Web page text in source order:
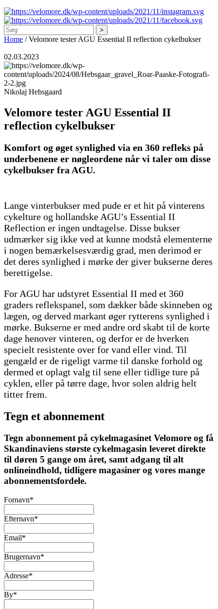
Søg
Home /Velomore tester AGU Essential II reflection cykelbukser
02.03.2023
Nikolaj Hebsgaard
Velomore tester AGU Essential II
reflection cykelbukser
Komfort og øget synlighed via en 360 refleks på
underbenene er nøgleordene når vi taler om disse
cykelbukser fra AGU.
Lange vinterbukser med pude er et hit på vinterens
cykelture og hollandske AGU’s Essential II
Reflection er ingen undtagelse. Disse bukser
udmærker sig ikke ved at kunne modstå elementerne
i nogen bemærkelsesværdig grad, men derimod er
det deres synlighed i mørke der giver bukserne deres
berettigelse.
For AGU har udstyret Essential II med et 360
graders reflekspanel, som dækker både skinneben og
lægen, og derved markant øger rytterens synlighed i
mørke. Bukserne er med andre ord skabt til de korte
dage henover vinteren, og derfor er de hverken
specielt resistente over for vand eller vind. Til
gengæld er de rigeligt varme til danske forhold og
dermed et oplagt valg til sene eller tidlige ture på
cyklen, eller på tørre dage, hvor solen aldrig helt
titter frem.
Tegn et abonnement
Tegn abonnement på cykelmagasinet Velomore og få
Skandinaviens største cykelmagasin leveret direkte
til døren 5 gange om året, samt adgang til alt
onlineindhold, tidligere magasiner og vores mange
abonnementsfordele.
Fornavn*
Efternavn*
Email*
Brugernavn*
Adresse*
By*